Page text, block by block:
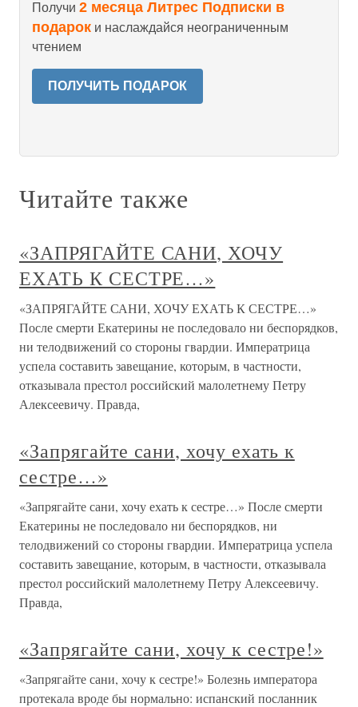
Получи 2 месяца Литрес Подписки в
подарок и наслаждайся неограниченным
чтением
ПОЛУЧИТЬ ПОДАРОК
Читайте также
«ЗАПРЯГАЙТЕ САНИ, ХОЧУ
ЕХАТЬ К СЕСТРЕ…»
«ЗАПРЯГАЙТЕ САНИ, ХОЧУ ЕХАТЬ К СЕСТРЕ…»
После смерти Екатерины не последовало ни беспорядков,
ни телодвижений со стороны гвардии. Императрица
успела составить завещание, которым, в частности,
отказывала престол российский малолетнему Петру
Алексеевичу. Правда,
«Запрягайте сани, хочу ехать к
сестре…»
«Запрягайте сани, хочу ехать к сестре…» После смерти
Екатерины не последовало ни беспорядков, ни
телодвижений со стороны гвардии. Императрица успела
составить завещание, которым, в частности, отказывала
престол российский малолетнему Петру Алексеевичу.
Правда,
«Запрягайте сани, хочу к сестре!»
«Запрягайте сани, хочу к сестре!» Болезнь императора
протекала вроде бы нормально: испанский посланник